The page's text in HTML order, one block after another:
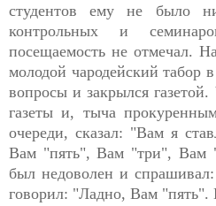
студентов ему не было
контрольных и
посещаемость не отмечал.
молодой чародейский табор
вопросы и закрылся
газеты и, тыча
очереди, сказал: "Вам я
Вам "пять", Вам "три", Вам
был недоволен и
говорил: "Ладно, Вам "пять".